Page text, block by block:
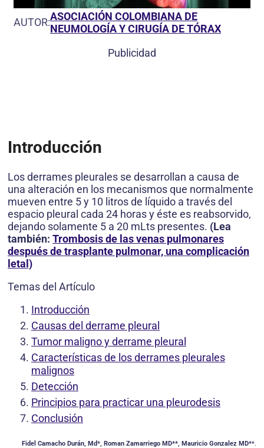
AUTOR:ASOCIACIÓN COLOMBIANA DE
NEUMOLOGÍA Y CIRUGÍA DE TÓRAX
Publicidad
Introducción
Los derrames pleurales se desarrollan a causa de
una alteración en los mecanismos que normalmente
mueven entre 5 y 10 litros de líquido a través del
espacio pleural cada 24 horas y éste es reabsorvido,
dejando solamente 5 a 20 mLts presentes. (Lea
también: Trombosis de las venas pulmonares
después de trasplante pulmonar, una complicación
letal)
Temas del Artículo
Introducción
Causas del derrame pleural
Tumor maligno y derrame pleural
Características de los derrames pleurales
malignos
Detección
Principios para practicar una pleurodesis
Conclusión
Fidel Camacho Durán, Md*, Roman Zamarriego MD**, Mauricio Gonzalez MD**.